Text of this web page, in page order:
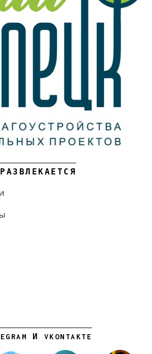
РАЗВЛЕКАЕТСЯ
И VKONTAKTE